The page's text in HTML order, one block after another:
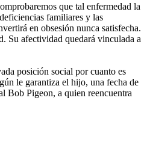
que tal enfermedad la
familiares y las
en obsesión nunca satisfecha.
Su afectividad quedará vinculada a
posición social por cuanto es
le garantiza el hijo, una fecha de
Bob Pigeon, a quien reencuentra